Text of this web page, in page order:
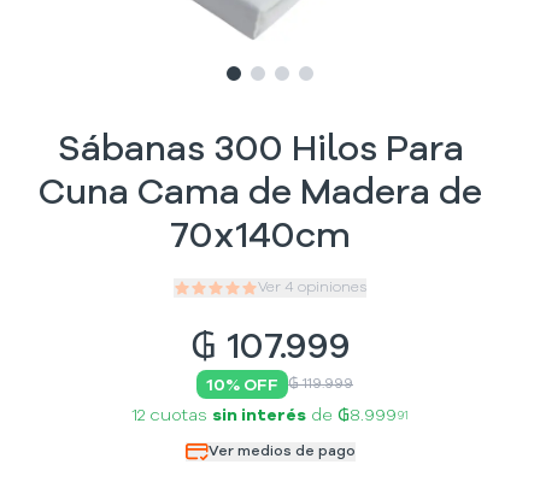
Slide1
Slide2
SlideSlide
Sábanas 300 Hilos Para
Cuna Cama de Madera de
70x140cm
Ver 4 opiniones
₲ 107.999
10% OFF ₲ 119.999
12 cuotas sin interés de ₲8.999 91
Ver medios de pago